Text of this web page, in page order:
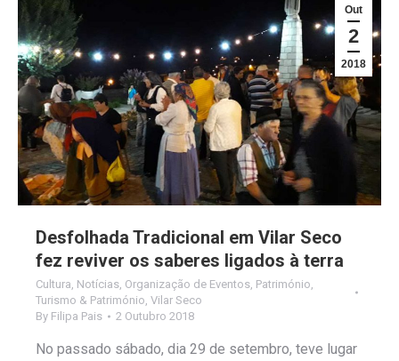
Out
2
2018
Desfolhada Tradicional em Vilar Seco
fez reviver os saberes ligados à terra
Cultura, Notícias, Organização de Eventos, Património,
Turismo & Património, Vilar Seco
By Filipa Pais 2 Outubro 2018
No passado sábado, dia 29 de setembro, teve lugar